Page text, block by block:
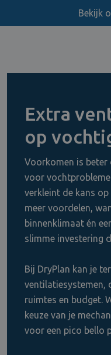
Bekijk
Extra
op
Voorkomen is beter
voor
verkleint de kans
meer voordelen,
binnenklimaat én
slimme investering
Bij DryPlan kan je
ventilatiesystemen,
ruimtes en budget.
keuze van je
voor een pico bello